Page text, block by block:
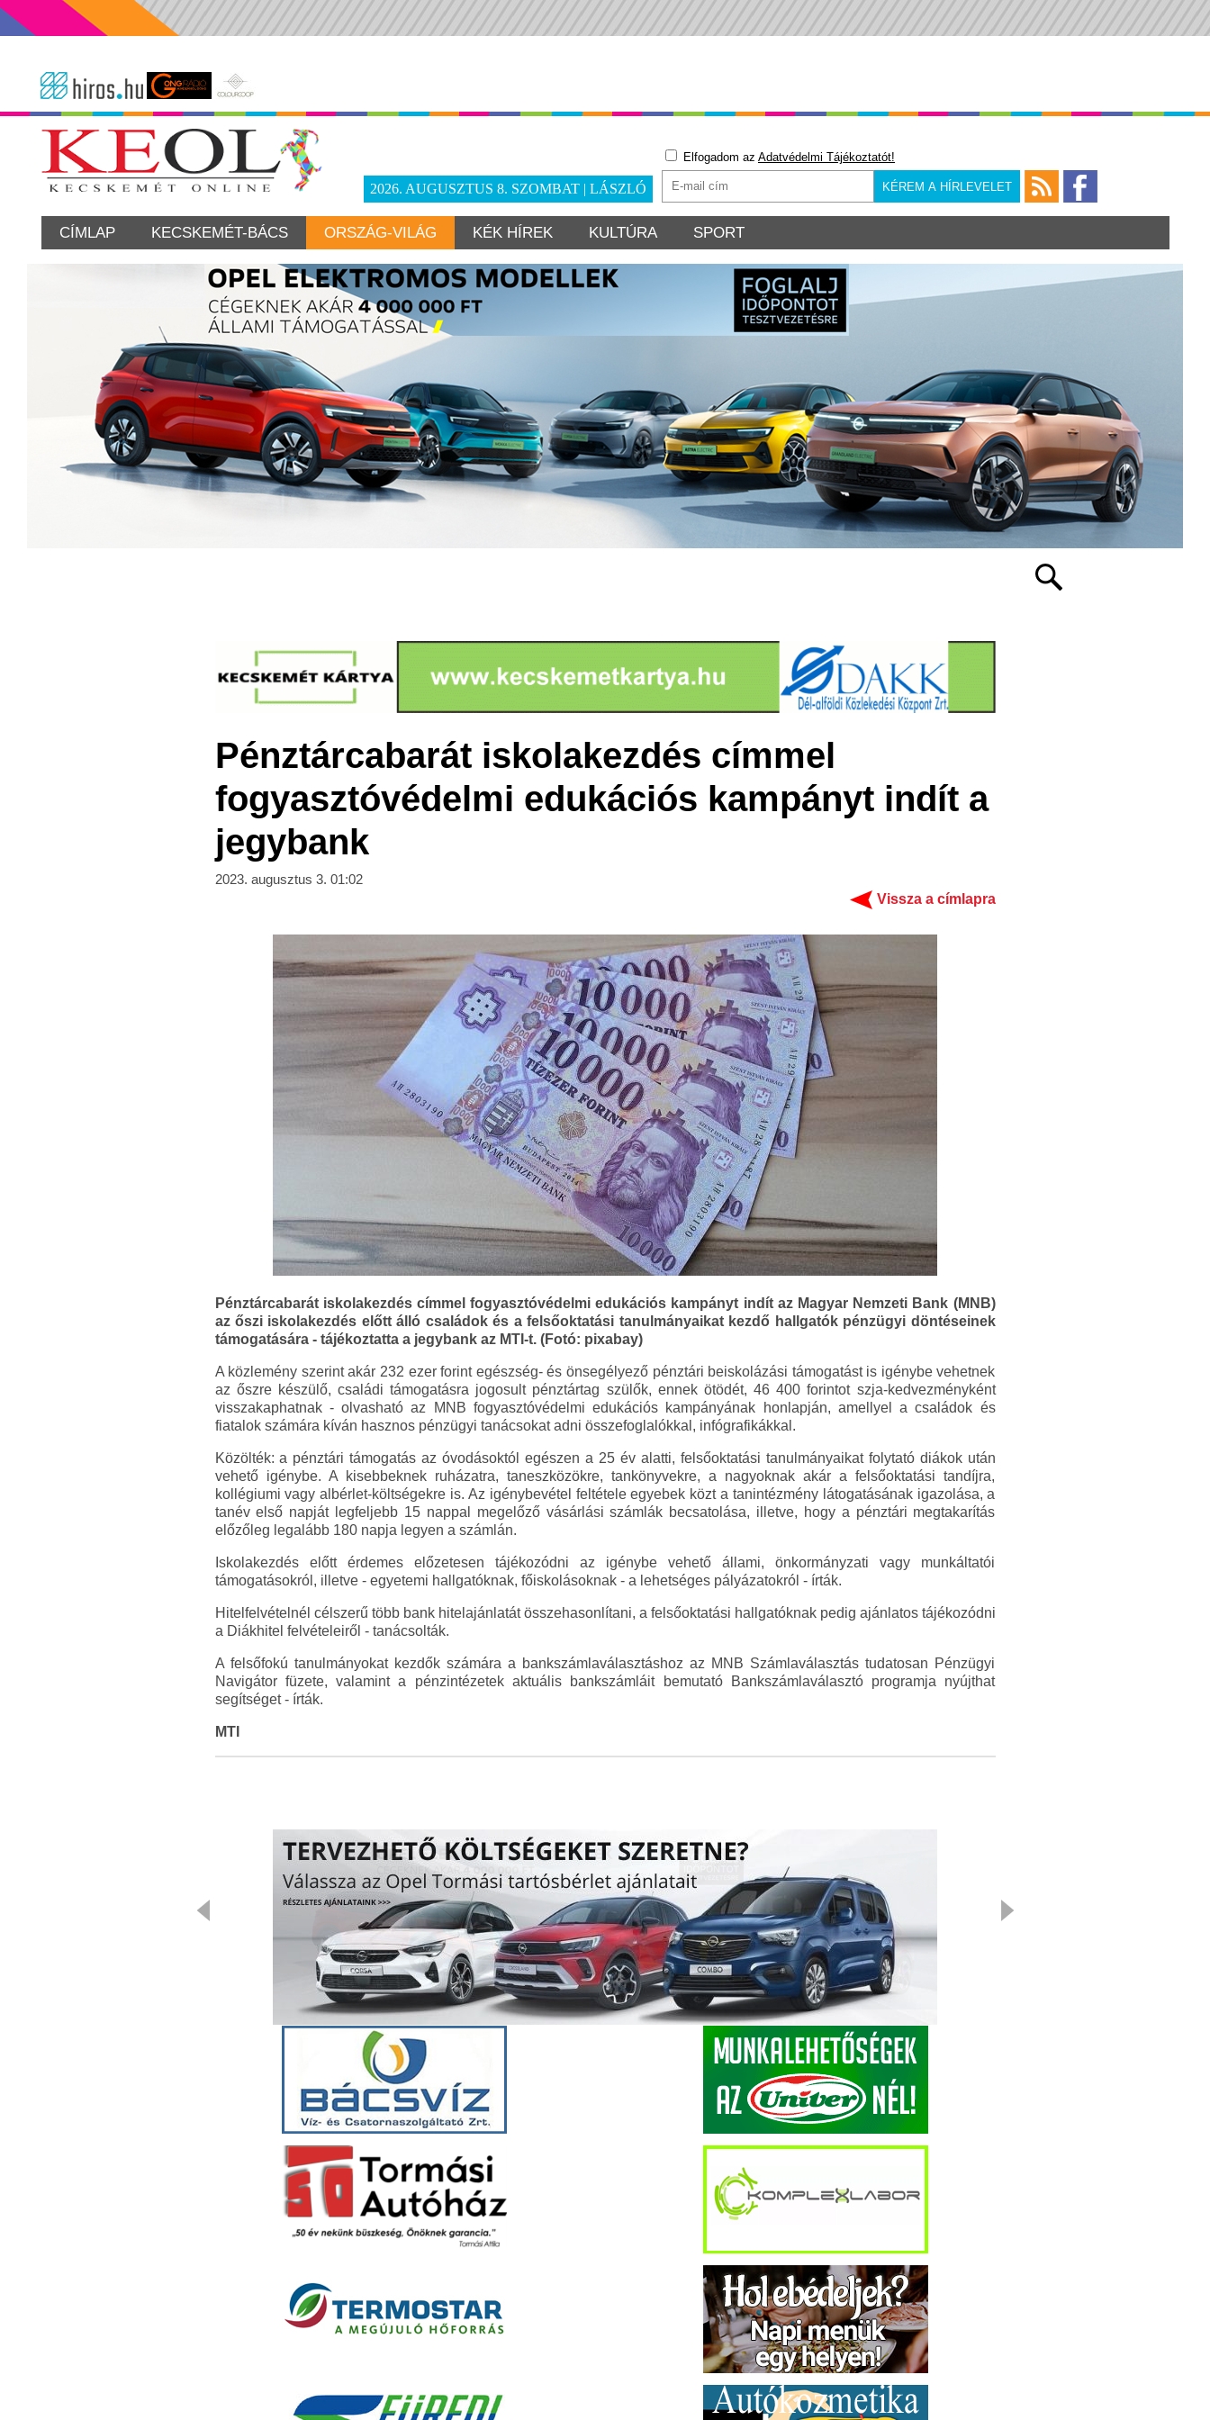
2026. AUGUSZTUS 8. SZOMBAT | LÁSZLÓ
Elfogadom az Adatvédelmi Tájékoztatót!
CÍMLAP KECSKEMÉT-BÁCS ORSZÁG-VILÁG KÉK HÍREK KULTÚRA SPORT
Pénztárcabarát iskolakezdés címmel
fogyasztóvédelmi edukációs kampányt indít a
jegybank
2023. augusztus 3. 01:02
Vissza a címlapra
Pénztárcabarát iskolakezdés címmel fogyasztóvédelmi edukációs kampányt indít az Magyar Nemzeti Bank (MNB)
az őszi iskolakezdés előtt álló családok és a felsőoktatási tanulmányaikat kezdő hallgatók pénzügyi döntéseinek
támogatására - tájékoztatta a jegybank az MTI-t. (Fotó: pixabay)
A közlemény szerint akár 232 ezer forint egészség- és önsegélyező pénztári beiskolázási támogatást is igénybe vehetnek
az őszre készülő, családi támogatásra jogosult pénztártag szülők, ennek ötödét, 46 400 forintot szja-kedvezményként
visszakaphatnak - olvasható az MNB fogyasztóvédelmi edukációs kampányának honlapján, amellyel a családok és
fiatalok számára kíván hasznos pénzügyi tanácsokat adni összefoglalókkal, infógrafikákkal.
Közölték: a pénztári támogatás az óvodásoktól egészen a 25 év alatti, felsőoktatási tanulmányaikat folytató diákok után
vehető igénybe. A kisebbeknek ruházatra, taneszközökre, tankönyvekre, a nagyoknak akár a felsőoktatási tandíjra,
kollégiumi vagy albérlet-költségekre is. Az igénybevétel feltétele egyebek közt a tanintézmény látogatásának igazolása, a
tanév első napját legfeljebb 15 nappal megelőző vásárlási számlák becsatolása, illetve, hogy a pénztári megtakarítás
előzőleg legalább 180 napja legyen a számlán.
Iskolakezdés előtt érdemes előzetesen tájékozódni az igénybe vehető állami, önkormányzati vagy munkáltatói
támogatásokról, illetve - egyetemi hallgatóknak, főiskolásoknak - a lehetséges pályázatokról - írták.
Hitelfelvételnél célszerű több bank hitelajánlatát összehasonlítani, a felsőoktatási hallgatóknak pedig ajánlatos tájékozódni
a Diákhitel felvételeiről - tanácsolták.
A felsőfokú tanulmányokat kezdők számára a bankszámlaválasztáshoz az MNB Számlaválasztás tudatosan Pénzügyi
Navigátor füzete, valamint a pénzintézetek aktuális bankszámláit bemutató Bankszámlaválasztó programja nyújthat
segítséget - írták.
MTI